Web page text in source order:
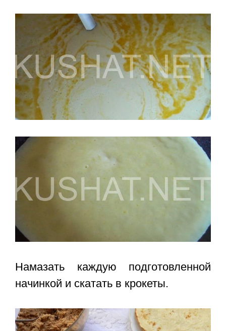
Намазать каждую подготовленной
начинкой и скатать в крокеты.